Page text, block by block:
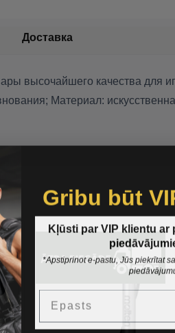
Доставка
высочайшего качества для
Материал:
Gribu būt
Kļūsti par VIP klientu ar
*Apstiprinot e-pastu, Jūs piekrītat
Epasts